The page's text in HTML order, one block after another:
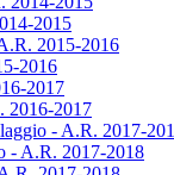
2015
2015-2016
2016
2017
2016-2017
- A.R. 2017-
- A.R. 2017-2018